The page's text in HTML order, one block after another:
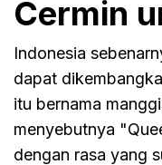
Cermin
Indonesia
dapat
itu bernama
menyebutnya
dengan rasa yang